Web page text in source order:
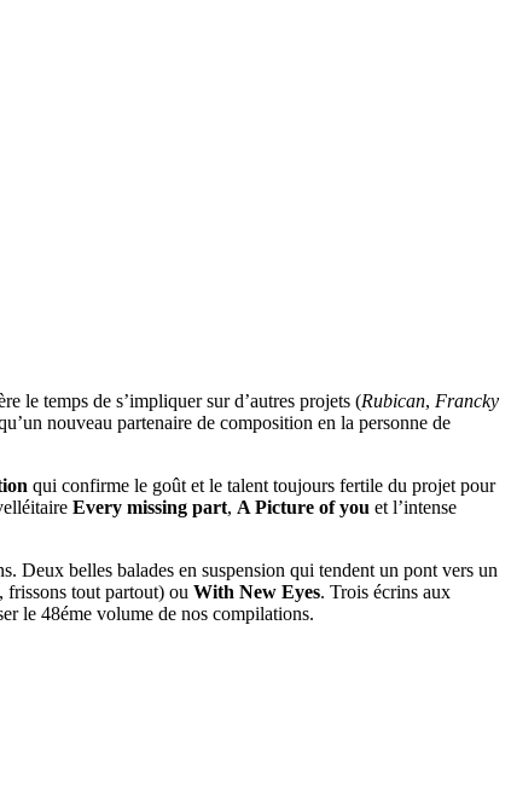
le temps de s’impliquer sur d’autres projets (Rubican, Francky
nouveau partenaire de composition en la personne de
qui confirme le goût et le talent toujours fertile du projet pour
Every missing part, A Picture of you et l’intense
Deux belles balades en suspension qui tendent un pont vers un
frissons tout partout) ou With New Eyes. Trois écrins aux
le 48éme volume de nos compilations.